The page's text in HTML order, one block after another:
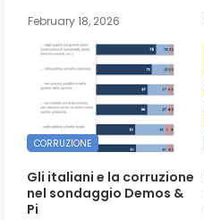
February 18, 2026
CORRUZIONE
Gli italiani e la corruzione
nel sondaggio Demos &
Pi